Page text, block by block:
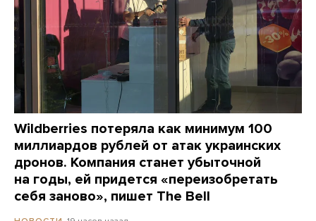
Wildberries потеряла как минимум 100
миллиардов рублей от атак украинских
дронов. Компания станет убыточной
на годы, ей придется «переизобретать
себя заново», пишет The Bell